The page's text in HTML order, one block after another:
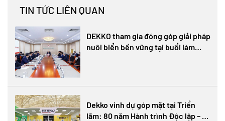
TIN TỨC LIÊN QUAN
DEKKO tham gia đóng góp giải pháp
nuôi biển bền vững tại buổi làm
Dekko vinh dự góp mặt tại Triển
lãm: 80 năm Hành trình Độc lập – Tự